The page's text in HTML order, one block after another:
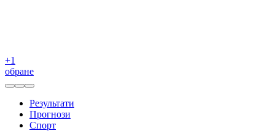
+1
обране
Результати
Прогнози
Спорт